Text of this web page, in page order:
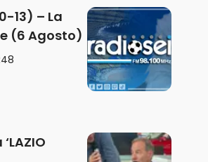
13) – La
(6 Agosto)